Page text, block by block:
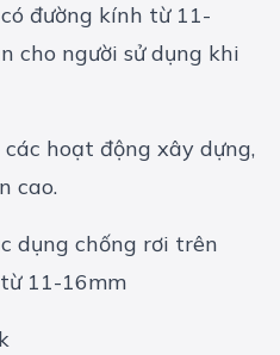
đường kính từ 11-
cho người sử dụng khi
hoạt động xây dựng,
cao.